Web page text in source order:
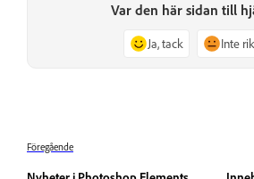
Var den här sidan till
Ja, tack Inte
Föregående